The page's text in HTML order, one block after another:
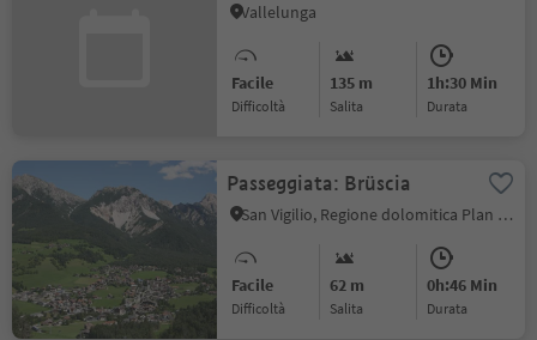
Vallelunga
Facile
Difficoltà
135 m
Salita
1h:30 Min
durata
Passeggiata: Brüscia
San Vigilio, Regione dolomitica Plan de Corones
Facile
Difficoltà
62 m
Salita
0h:46 Min
durata